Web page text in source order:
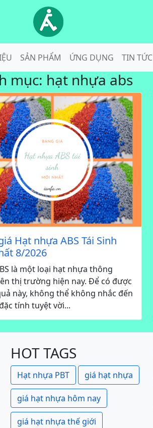
SẢN PHẨM ỨNG DỤNG TIN TỨC
mục: hạt nhựa abs
Hạt nhựa ABS Tái Sinh
8/2026
là một loại hạt nhựa thông
thị trường hiện nay. Để có được
này, không thể không nhắc đến
tính tuyệt vời...
HOT TAGS
Hạt nhựa PBT giá hạt nhựa
giá hạt nhựa hôm nay
giá hạt nhựa thế giới